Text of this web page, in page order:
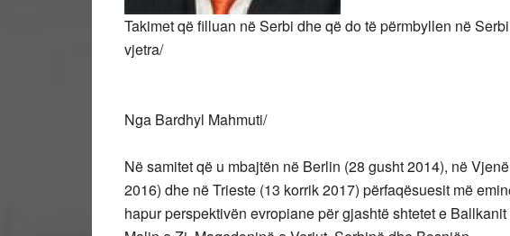
Takimet që filluan në Serbi dhe që do të përmbyllen në
vjetra/
Nga Bardhyl Mahmuti/
Në samitet që u mbajtën në Berlin (28 gusht 2014), në
2016) dhe në Trieste (13 korrik 2017) përfaqësuesit më
hapur perspektivën evropiane për gjashtë shtetet e